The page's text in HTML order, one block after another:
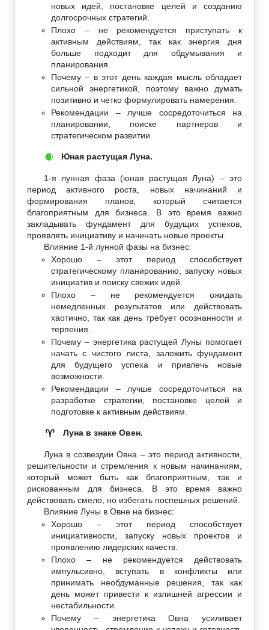
новых идей, постановке целей и созданию
долгосрочных стратегий.
Плохо – не рекомендуется приступать к
активным действиям, так как энергия дня
больше подходит для обдумывания и
планирования.
Почему – в этот день каждая мысль обладает
сильной энергетикой, поэтому важно думать
позитивно и четко формулировать намерения.
Рекомендации – лучше сосредоточиться на
планировании, поиске партнеров и
стратегическом развитии.
🌒 Юная растущая Луна.
1-я лунная фаза (юная растущая Луна) – это
период активного роста, новых начинаний и
формирования планов, который считается
благоприятным для бизнеса. В это время важно
закладывать фундамент для будущих успехов,
проявлять инициативу и начинать новые проекты.
Влияние 1-й лунной фазы на бизнес:
Хорошо – этот период способствует
стратегическому планированию, запуску новых
инициатив и поиску свежих идей.
Плохо – не рекомендуется ожидать
немедленных результатов или действовать
хаотично, так как день требует осознанности и
терпения.
Почему – энергетика растущей Луны помогает
начать с чистого листа, заложить фундамент
для будущего успеха и привлечь новые
возможности.
Рекомендации – лучше сосредоточиться на
разработке стратегии, постановке целей и
подготовке к активным действиям.
♈ Луна в знаке Овен.
Луна в созвездии Овна – это период активности,
решительности и стремления к новым начинаниям,
который может быть как благоприятным, так и
рискованным для бизнеса. В это время важно
действовать смело, но избегать поспешных решений.
Влияние Луны в Овне на бизнес:
Хорошо – этот период способствует
инициативности, запуску новых проектов и
проявлению лидерских качеств.
Плохо – не рекомендуется действовать
импульсивно, вступать в конфликты или
принимать необдуманные решения, так как
день может привести к излишней агрессии и
нестабильности.
Почему – энергетика Овна усиливает